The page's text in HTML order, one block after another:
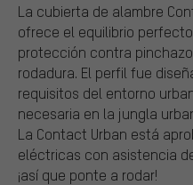
La cubierta de alambre
ofrece el equilibrio
protección contra
rodadura. El perfil fue
requisitos del entorno
necesaria en la jungla
La Contact Urban está
eléctricas con asistencia
¡así que ponte a rodar!